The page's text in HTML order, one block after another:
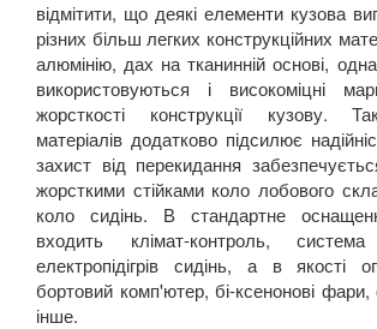
відмітити, що деякі елементи кузова
різних більш легких конструкційних
алюмінію, дах на тканинній основі,
використовуються і високоміцні
жорсткості конструкції кузову.
матеріалів додатково підсилює
захист від перекидання
жорсткими стійками коло лобового
коло сидінь. В стандартне
входить клімат-контроль, система
електропідігрів сидінь, а в якості
бортовий комп'ютер, бі-ксенонові фари,
інше.